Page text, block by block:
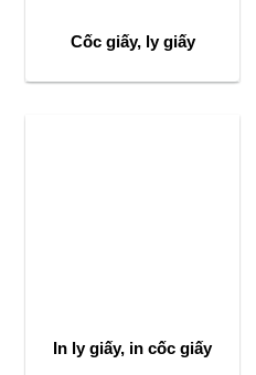
Cốc giấy, ly giấy
In ly giấy, in cốc giấy